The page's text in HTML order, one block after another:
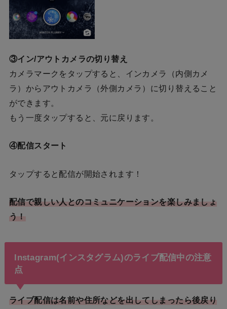
③イン/アウトカメラの切り替え
カメラマークをタップすると、インカメラ（内側カメ
ラ）からアウトカメラ（外側カメラ）に切り替えること
ができます。
もう一度タップすると、元に戻ります。
④配信スタート
タップすると配信が開始されます！
配信で親しい人とのコミュニケーションを楽しみましょ
う！
Instagram(インスタグラム)のライブ配信中の注意
点
ライブ配信は名前や住所などを出してしまったら後戻り